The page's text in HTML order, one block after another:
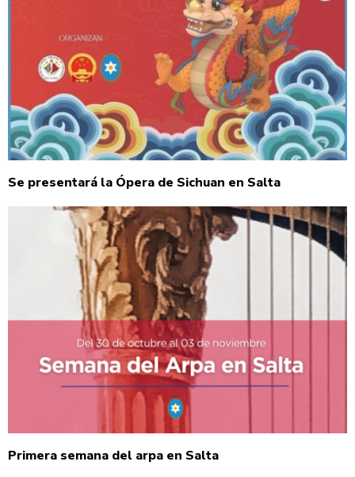
Se presentará la Ópera de Sichuan en Salta
Primera semana del arpa en Salta